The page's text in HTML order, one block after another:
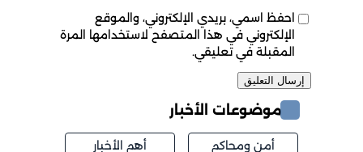
احفظ اسمي، بريدي الإلكتروني، والموقع
الإلكتروني في هذا المتصفح لاستخدامها المرة
المقبلة في تعليقي.
موضوعات الأخبار
أمن ومحاكم أهم الأخبار